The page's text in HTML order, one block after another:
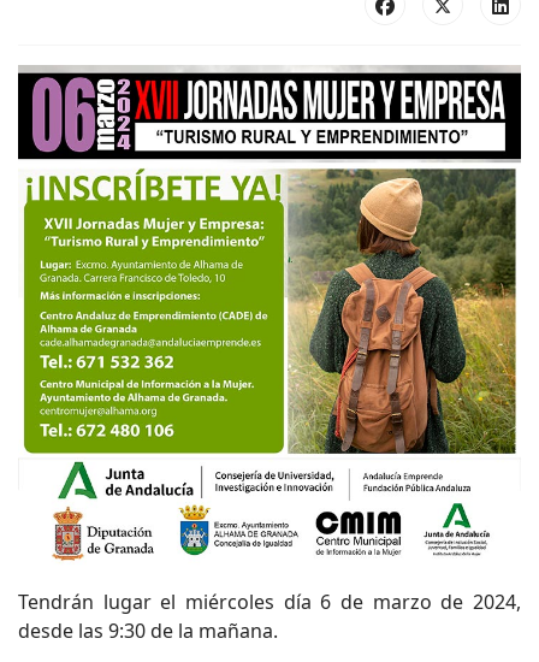
Tendrán lugar el miércoles día 6 de marzo de 2024,
desde las 9:30 de la mañana.